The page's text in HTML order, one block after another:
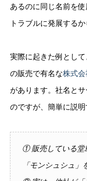
あるのに同じ名前を
トラブルに発展するか
実際に起きた例とし
の販売で有名な株式
があります。社名と
のですが、簡単に説明
① 販売している堂
「モンシュシュ